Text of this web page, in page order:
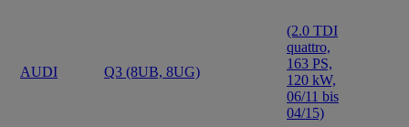
AUDI Q3 (8UB, 8UG)
(2.0 TDI
quattro,
163 PS,
120 kW,
06/11 bis
04/15)